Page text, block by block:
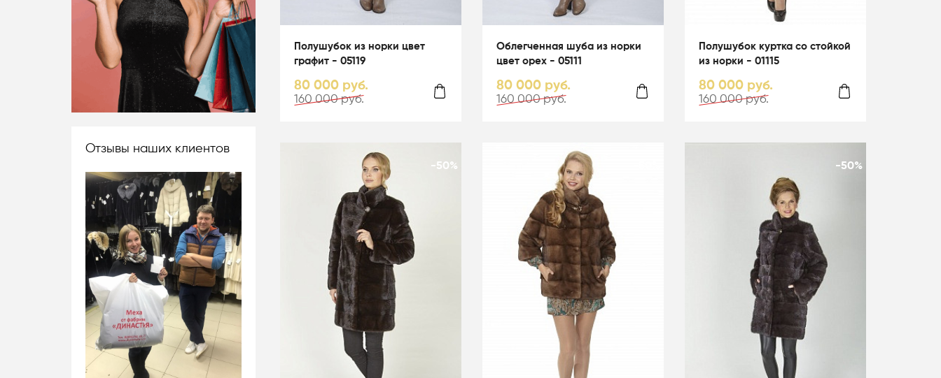
Отзывы наших клиентов
Полушубок из норки цвет
графит - 05119
80 000 руб.
160 000 руб.
Облегченная шуба из норки
цвет орех - 05111
80 000 руб.
160 000 руб.
Полушубок куртка со стойкой
из норки - 01115
80 000 руб.
160 000 руб.
-50% -50%